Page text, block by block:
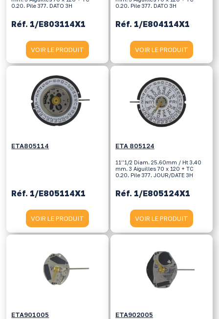
0.20. Pile 377. DATO 3H
Réf. 1/E803114X1
VOIR LE PRODUIT
0.20. Pile 377. DATO 3H
Réf. 1/E804114X1
VOIR LE PRODUIT
ETA805114
Réf. 1/E805114X1
VOIR LE PRODUIT
ETA 805124
11’’1/2 Diam. 25.60mm / Ht 3.40
mm. 3 Aiguilles 70 x 120 + TC
0.20. Pile 377. JOUR/DATE 3H
Réf. 1/E805124X1
VOIR LE PRODUIT
ETA901005 ETA902005